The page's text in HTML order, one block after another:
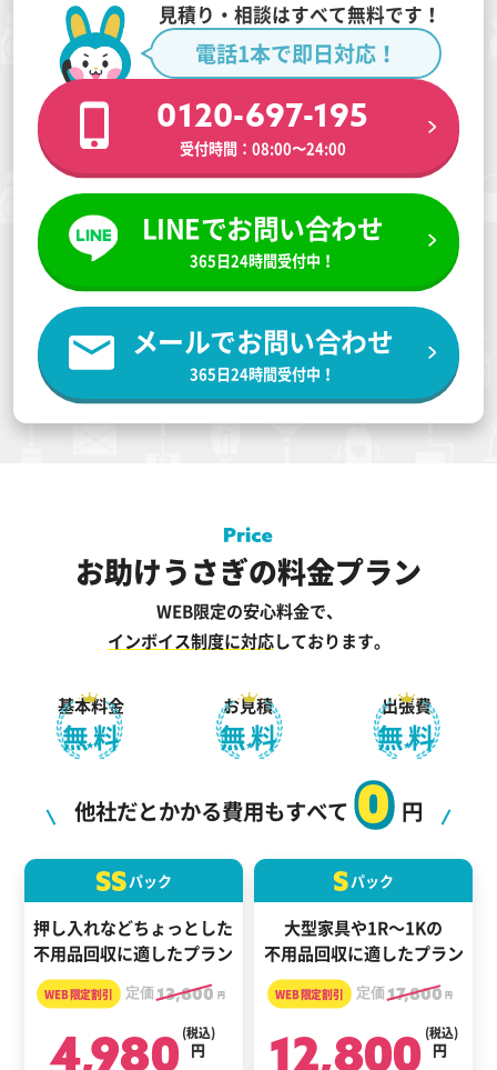
見積り・相談はすべて無料です！
電話1本で即日対応！
0120-697-195
受付時間：08:00〜24:00
LINEでお問い合わせ
365日24時間受付中！
メールでお問い合わせ
365日24時間受付中！
お助けうさぎの料金プラン
WEB限定の安心料金で、
インボイス制度に対応しております。
基本料金
無料
お見積
無料
出張費
無料
他社だとかかる費用もすべて
0
円
SSパック
押し入れなどちょっとした
不用品回収に適したプラン
定価13,800 円
4,980 円
(税込)
Sパック
大型家具や1R～1Kの
不用品回収に適したプラン
定価17,800 円
12,800 円
(税込)